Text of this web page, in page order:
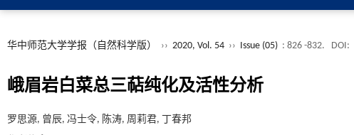
华中师范大学学报（自然科学版） ›› 2020, Vol. 54 ›› Issue (05) : 826 -832. DOI:
峨眉岩白菜总三萜纯化及活性分析
罗思源, 曾辰, 冯士令, 陈涛, 周莉君, 丁春邦